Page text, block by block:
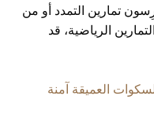
تمارين التمدد أو من
الرياضية، قد
العميقة آمنة